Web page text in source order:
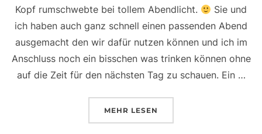
Kopf rumschwebte bei tollem Abendlicht.
Sie und
ich haben auch ganz schnell einen passenden Abend
ausgemacht den wir dafür nutzen können und ich im
Anschluss noch ein bisschen was trinken können ohne
auf die Zeit für den nächsten Tag zu schauen. Ein …
MEHR ÜBER „WIR HATTEN EIN DATE
LESEN